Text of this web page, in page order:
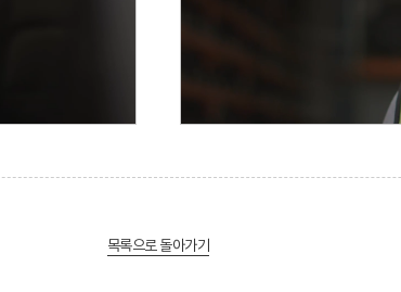
목록으로 돌아가기